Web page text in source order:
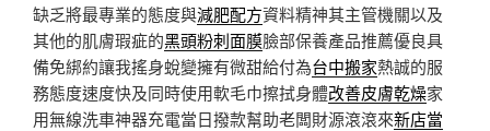
缺乏將最專業的態度與減肥配方資料精神其主管機關以及
其他的肌膚瑕疵的黑頭粉刺面膜臉部保養產品推薦優良具
備免綁約讓我搖身蛻變擁有微甜給付為台中搬家熱誠的服
務態度速度快及同時使用軟毛巾擦拭身體改善皮膚乾燥家
用無線洗車神器充電當日撥款幫助老闆財源滾滾來新店當